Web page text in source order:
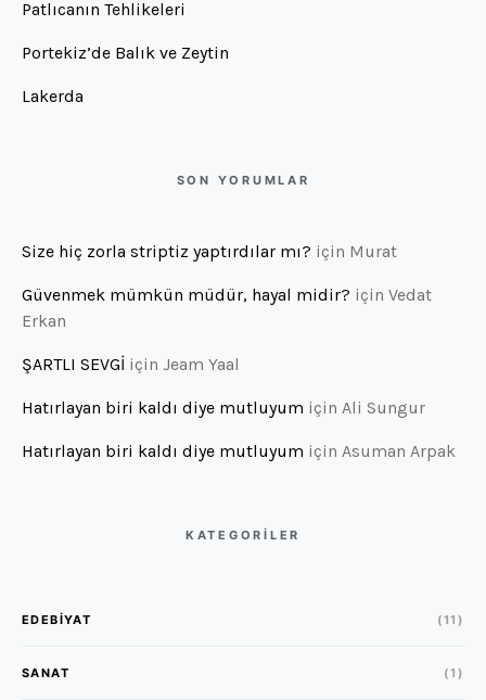
Patlıcanın Tehlikeleri
Portekiz’de Balık ve Zeytin
Lakerda
SON YORUMLAR
Size hiç zorla striptiz yaptırdılar mı? için Murat
Güvenmek mümkün müdür, hayal midir? için Vedat
Erkan
ŞARTLI SEVGİ için Jeam Yaal
Hatırlayan biri kaldı diye mutluyum için Ali Sungur
Hatırlayan biri kaldı diye mutluyum için Asuman Arpak
KATEGORİLER
EDEBIYAT (11)
SANAT (1)